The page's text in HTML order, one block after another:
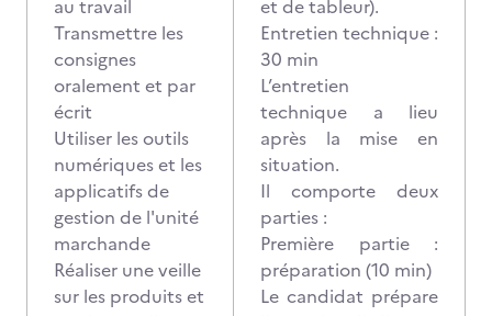
au travail
Transmettre les
consignes
oralement et par
écrit
Utiliser les outils
numériques et les
applicatifs de
gestion de l'unité
marchande
Réaliser une veille
sur les produits et
et de tableur).
Entretien technique :
30 min
L’entretien
technique a lieu
après la mise en
situation.
Il comporte deux
parties :
Première partie :
préparation (10 min)
Le candidat prépare